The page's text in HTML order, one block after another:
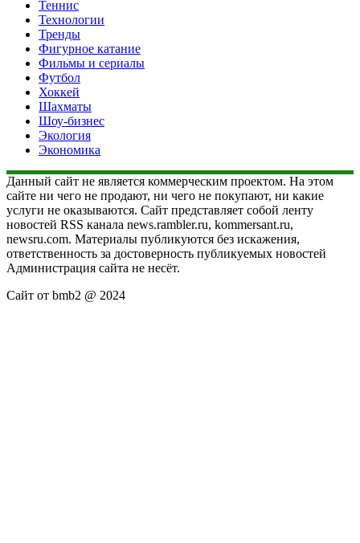
Теннис
Технологии
Тренды
Фигурное катание
Фильмы и сериалы
Футбол
Хоккей
Шахматы
Шоу-бизнес
Экология
Экономика
Данный сайт не является коммерческим проектом. На этом
сайте ни чего не продают, ни чего не покупают, ни какие
услуги не оказываются. Сайт представляет собой ленту
новостей RSS канала news.rambler.ru, kommersant.ru,
newsru.com. Материалы публикуются без искажения,
ответственность за достоверность публикуемых новостей
Администрация сайта не несёт.
Сайт от bmb2 @ 2024